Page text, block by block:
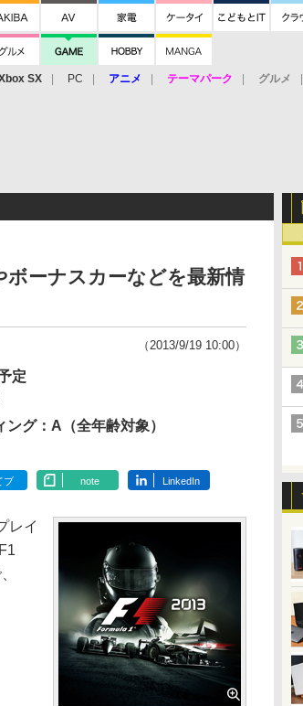
SX PC アニメ テーマパーク グルメ
ボーナスカーなどを最新情
（2013/9/19 10:00）
定
グ：A（全年齢対象）
ブ note LinkedIn
レイ